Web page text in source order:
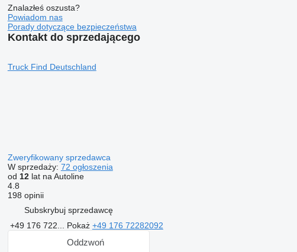
Znalazłeś oszusta?
Powiadom nas
Porady dotyczące bezpieczeństwa
Kontakt do sprzedającego
Truck Find Deutschland
Zweryfikowany sprzedawca
W sprzedaży: 72 ogłoszenia
od 12lat na Autoline
4.8
198 opinii
Subskrybuj sprzedawcę
+49 176 722... Pokaż +49 176 72282092
Oddzwoń